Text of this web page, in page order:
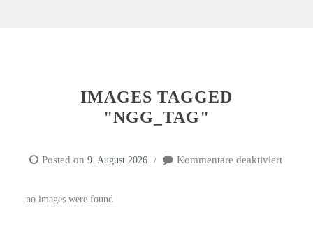
IMAGES TAGGED
"NGG_TAG"
Posted on 9. August 2026 Kommentare deaktiviert
no images were found